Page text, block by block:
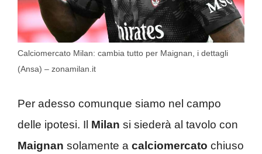
Calciomercato Milan: cambia tutto per Maignan, i dettagli
(Ansa) – zonamilan.it
Per adesso comunque siamo nel campo
delle ipotesi. Il Milan si siederà al tavolo con
Maignan solamente a calciomercato chiuso